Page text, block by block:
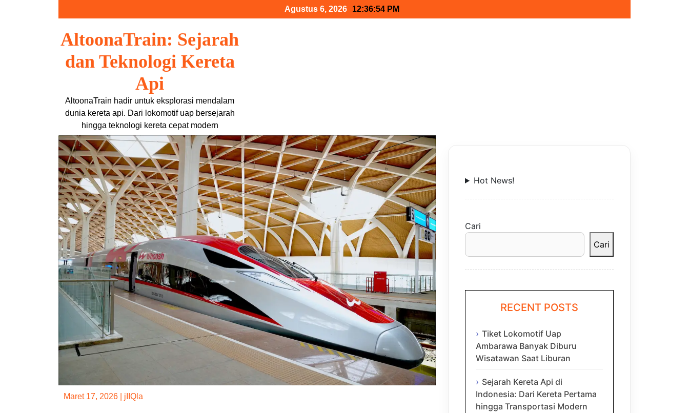
Agustus 6, 2026 12:36:55 PM
AltoonaTrain: Sejarah
dan Teknologi Kereta
Api
AltoonaTrain hadir untuk eksplorasi mendalam
dunia kereta api. Dari lokomotif uap bersejarah
hingga teknologi kereta cepat modern
Maret 17, 2026 jIIQla
Hot News!
Cari
Cari
RECENT POSTS
Tiket Lokomotif Uap
Ambarawa Banyak Diburu
Wisatawan Saat Liburan
Sejarah Kereta Api di
Indonesia: Dari Kereta Pertama
hingga Transportasi Modern